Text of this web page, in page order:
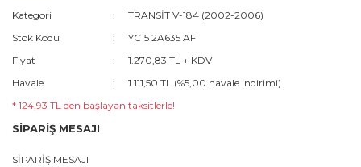
Kategori
TRANSİT V-184 (2002-2006)
Stok Kodu
YC15 2A635 AF
Fiyat
1.270,83 TL + KDV
Havale
1.111,50 TL (%5,00 havale indirimi)
* 124,93 TL den başlayan taksitlerle!
SİPARİŞ MESAJI
SİPARİŞ MESAJI